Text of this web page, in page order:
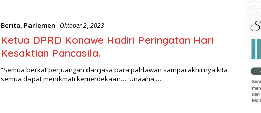
Berita, Parlemen Oktober 2, 2023
Ketua DPRD Konawe Hadiri Peringatan Hari
Kesaktian Pancasila.
“Semua berkat perjuangan dan jasa para pahlawan sampai akhirnya kita
semua dapat menikmati kemerdekaan…. Unaaha,…